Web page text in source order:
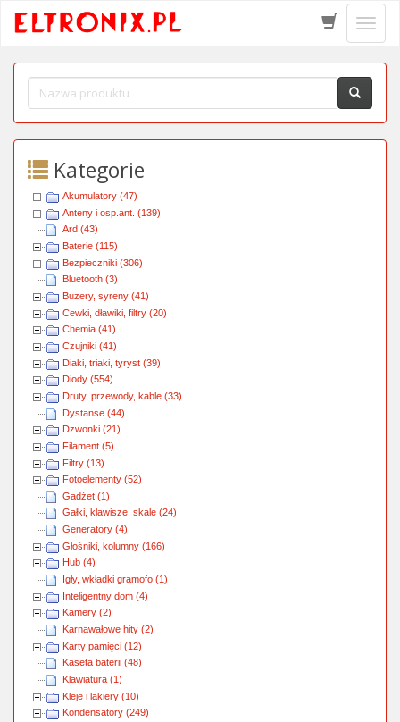
menu
Kategorie
Akumulatory (47)
Anteny i osp.ant. (139)
Ard (43)
Baterie (115)
Bezpieczniki (306)
Bluetooth (3)
Buzery, syreny (41)
Cewki, dławiki, filtry (20)
Chemia (41)
Czujniki (41)
Diaki, triaki, tyryst (39)
Diody (554)
Druty, przewody, kable (33)
Dystanse (44)
Dzwonki (21)
Filament (5)
Filtry (13)
Fotoelementy (52)
Gadżet (1)
Gałki, klawisze, skale (24)
Generatory (4)
Głośniki, kolumny (166)
Hub (4)
Igły, wkładki gramofo (1)
Inteligentny dom (4)
Kamery (2)
Karnawałowe hity (2)
Karty pamięci (12)
Kaseta baterii (48)
Klawiatura (1)
Kleje i lakiery (10)
Kondensatory (249)